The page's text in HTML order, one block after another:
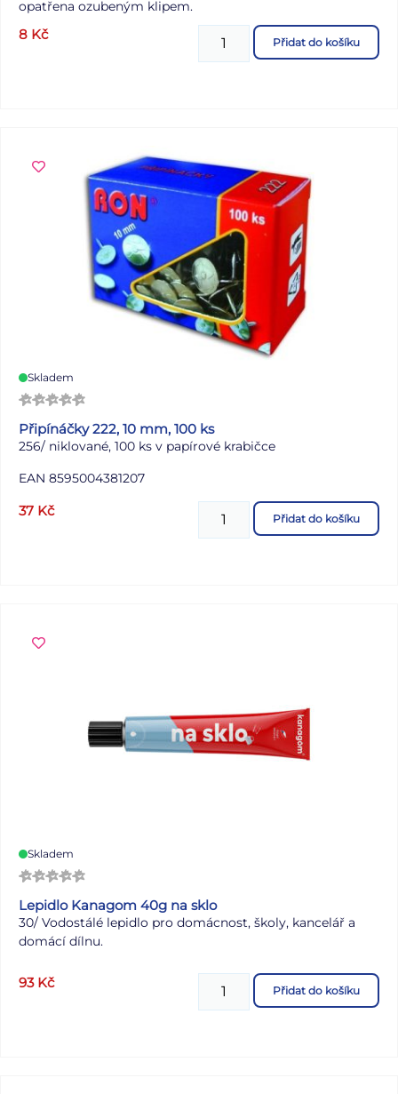
opatřena ozubeným klipem.
8 Kč Přidat do košíku
Skladem
Připínáčky 222, 10 mm, 100 ks
256/ niklované, 100 ks v papírové krabičce
EAN 8595004381207
37 Kč Přidat do košíku
Skladem
Lepidlo Kanagom 40g na sklo
30/ Vodostálé lepidlo pro domácnost, školy, kancelář a
domácí dílnu.
93 Kč Přidat do košíku